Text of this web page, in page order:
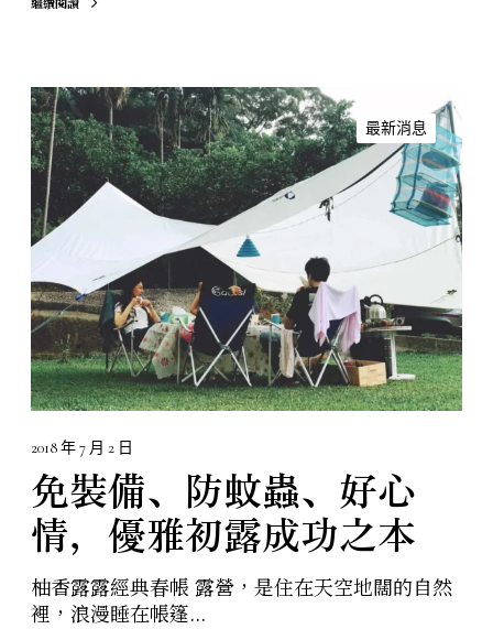
免
裝
備
、
防
蚊
、
好
心
情
，
優
雅
初
露
成
功
之
本
最新消息
2018 年 7 月 2 日
免裝備、防蚊蟲、好心
情，優雅初露成功之本
柚香露露經典春帳 露營，是住在天空地闊的自然
裡，浪漫睡在帳篷...